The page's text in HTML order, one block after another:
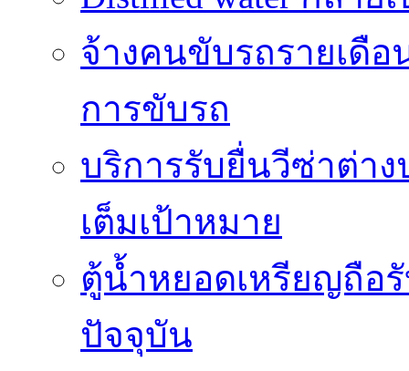
จ้างคนขับรถรายเดื
การขับรถ
บริการรับยื่นวีซ่าต่าง
เต็มเป้าหมาย
ตู้น้ำหยอดเหรียญถือ
ปัจจุบัน